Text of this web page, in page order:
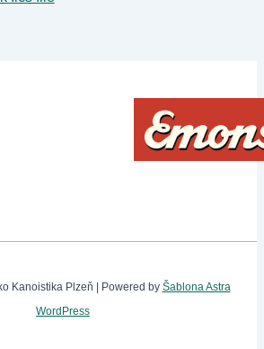
Kanoistika Plzeň | Powered by Šablona Astra
WordPress